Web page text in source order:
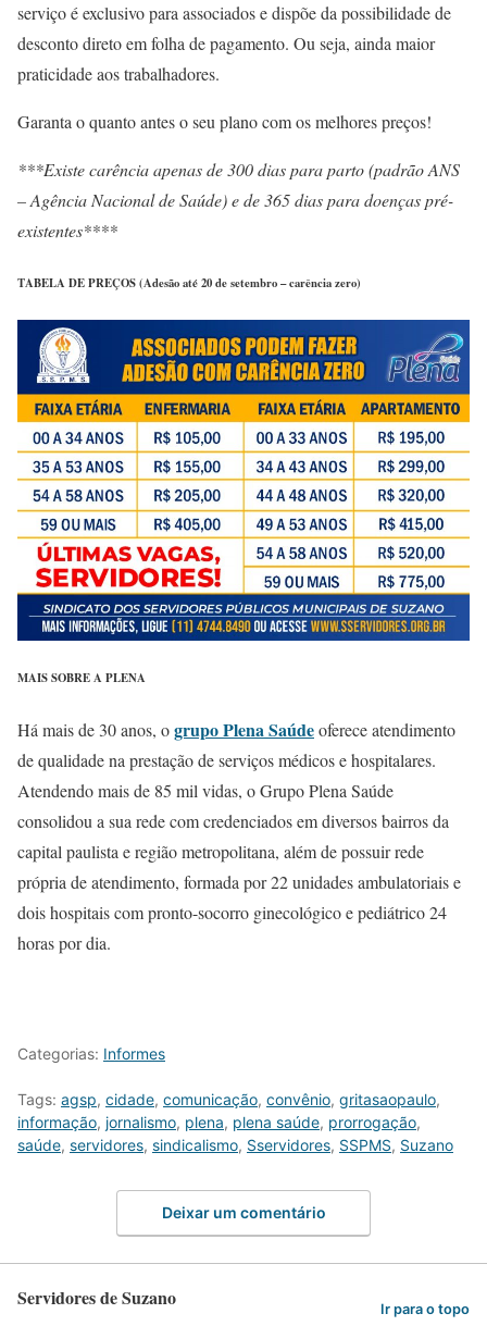
serviço é exclusivo para associados e dispõe da possibilidade de
desconto direto em folha de pagamento. Ou seja, ainda maior
praticidade aos trabalhadores.
Garanta o quanto antes o seu plano com os melhores preços!
***Existe carência apenas de 300 dias para parto (padrão ANS
– Agência Nacional de Saúde) e de 365 dias para doenças pré-
existentes****
TABELA DE PREÇOS (Adesão até 20 de setembro – carência zero)
MAIS SOBRE A PLENA
Há mais de 30 anos, ogrupo Plena Saúdeoferece atendimento
de qualidade na prestação de serviços médicos e hospitalares.
Atendendo mais de 85 mil vidas, o Grupo Plena Saúde
consolidou a sua rede com credenciados em diversos bairros da
capital paulista e região metropolitana, além de possuir rede
própria de atendimento, formada por 22 unidades ambulatoriais e
dois hospitais com pronto-socorro ginecológico e pediátrico 24
horas por dia.
Categorias: Informes
Tags: agsp, cidade, comunicação, convênio, gritasaopaulo,
informação, jornalismo, plena, plena saúde, prorrogação,
saúde, servidores, sindicalismo, Sservidores, SSPMS, Suzano
Deixar um comentário
Servidores de Suzano Ir para o topo